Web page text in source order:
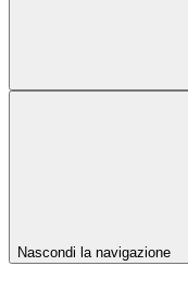
Nascondi la navigazione